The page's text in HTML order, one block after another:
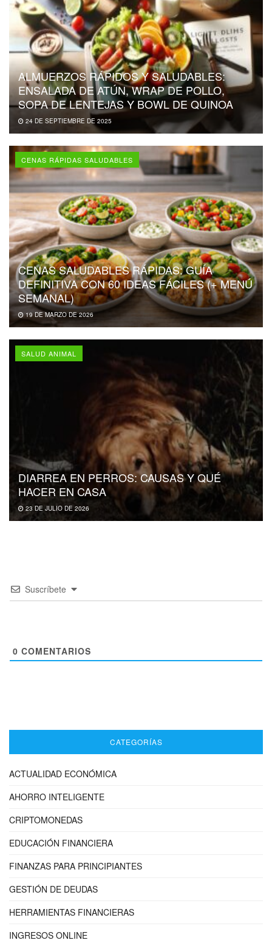
ALMUERZOS RÁPIDOS Y SALUDABLES:
ENSALADA DE ATÚN, WRAP DE POLLO,
SOPA DE LENTEJAS Y BOWL DE QUINOA
24 DE SEPTIEMBRE DE 2025
CENAS RÁPIDAS SALUDABLES
CENAS SALUDABLES RÁPIDAS: GUÍA
DEFINITIVA CON 60 IDEAS FÁCILES (+ MENÚ
SEMANAL)
19 DE MARZO DE 2026
SALUD ANIMAL
DIARREA EN PERROS: CAUSAS Y QUÉ
HACER EN CASA
23 DE JULIO DE 2026
Suscríbete
0 COMENTARIOS
CATEGORÍAS
ACTUALIDAD ECONÓMICA
AHORRO INTELIGENTE
CRIPTOMONEDAS
EDUCACIÓN FINANCIERA
FINANZAS PARA PRINCIPIANTES
GESTIÓN DE DEUDAS
HERRAMIENTAS FINANCIERAS
INGRESOS ONLINE